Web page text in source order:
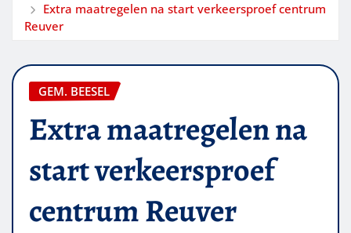
Extra maatregelen na start verkeersproef centrum
Reuver
GEM. BEESEL
Extra maatregelen na
start verkeersproef
centrum Reuver